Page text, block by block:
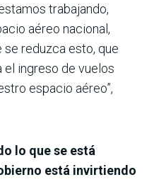
trabajando,
aéreo nacional,
se reduzca esto, que
ingreso de vuelos
espacio aéreo”,
lo que se está
está invirtiendo